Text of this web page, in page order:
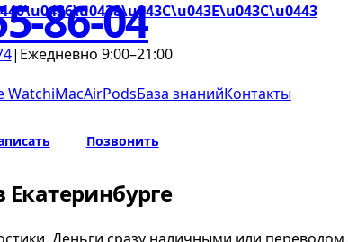
86-04
| Ежедневно 9:00–21:00
WatchiMacAirPodsБаза знанийКонтакты
Позвонить
Екатеринбурге